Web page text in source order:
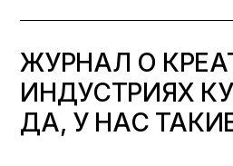
ЖУРНАЛ О
ИНДУСТРИЯХ
ДА, У НАС